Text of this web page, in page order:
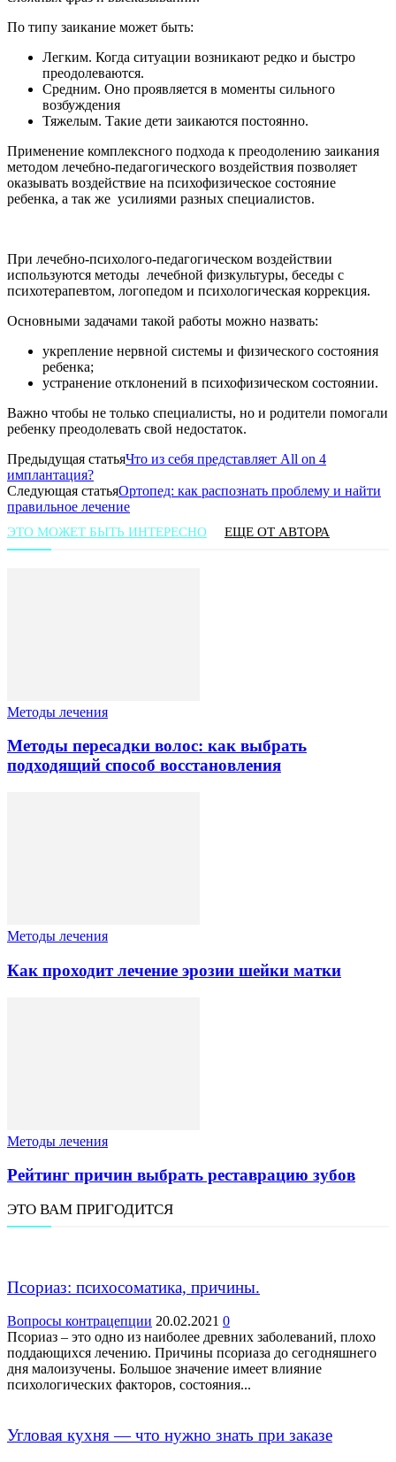
По типу заикание может быть:
Легким. Когда ситуации возникают редко и быстро
преодолеваются.
Средним. Оно проявляется в моменты сильного
возбуждения
Тяжелым. Такие дети заикаются постоянно.
Применение комплексного подхода к преодолению заикания
методом лечебно-педагогического воздействия позволяет
оказывать воздействие на психофизическое состояние
ребенка, а так же усилиями разных специалистов.
При лечебно-психолого-педагогическом воздействии
используются методы лечебной физкультуры, беседы с
психотерапевтом, логопедом и психологическая коррекция.
Основными задачами такой работы можно назвать:
укрепление нервной системы и физического состояния
ребенка;
устранение отклонений в психофизическом состоянии.
Важно чтобы не только специалисты, но и родители помогали
ребенку преодолевать свой недостаток.
Предыдущая статьяЧто из себя представляет All on 4
имплантация?
Следующая статьяОртопед: как распознать проблему и найти
правильное лечение
ЭТО МОЖЕТ БЫТЬ ИНТЕРЕСНО ЕЩЕ ОТ АВТОРА
Методы лечения
Методы пересадки волос: как выбрать
подходящий способ восстановления
Методы лечения
Как проходит лечение эрозии шейки матки
Методы лечения
Рейтинг причин выбрать реставрацию зубов
ЭТО ВАМ ПРИГОДИТСЯ
Псориаз: психосоматика, причины.
Вопросы контрацепции 20.02.2021 0
Псориаз – это одно из наиболее древних заболеваний, плохо
поддающихся лечению. Причины псориаза до сегодняшнего
дня малоизучены. Большое значение имеет влияние
психологических факторов, состояния...
Угловая кухня — что нужно знать при заказе